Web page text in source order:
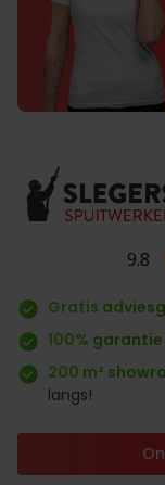
9.8
Gratis
100% garantie
200 m²
langs!